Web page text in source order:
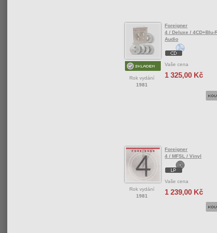
Rok vydání
1981
Foreigner
4 / Deluxe / 4CD+Blu-
Audio
Vaše cena
1 325,00 Kč
Rok vydání
1981
Foreigner
4 / MFSL / Vinyl
Vaše cena
1 239,00 Kč